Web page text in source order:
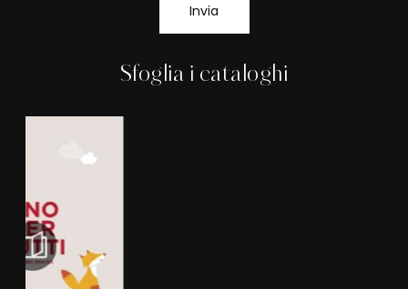
Sfoglia i cataloghi
Invia